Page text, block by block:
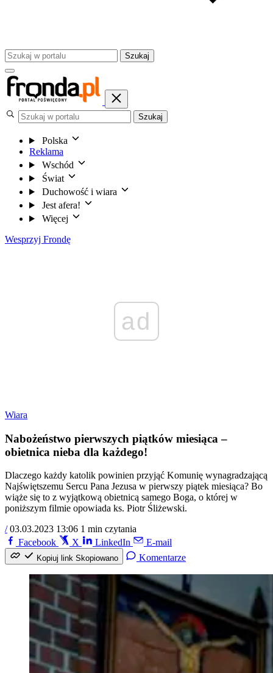
Szukaj
Szukaj
Polska
Reklama
Wschód
Świat
Duchowość i wiara
Jest afera!
Więcej
Wesprzyj Frondę
ad
Wiara
Nabożeństwo pierwszych piątków miesiąca –
obietnica nieba dla każdego!
Dlaczego każdy katolik powinien przyjąć Komunię wynagradzającą
Najświętszemu Sercu Pana Jezusa w pierwszy piątek miesiąca? Bo
wiąże się to z wyjątkową obietnicą samego Boga, o której w
poniższym filmie opowiada ks. Piotr Śliżewski.
/ 03.03.2023 13:06 1 min czytania
Facebook
X LinkedIn E-mail
Kopiuj link Skopiowano Komentarze